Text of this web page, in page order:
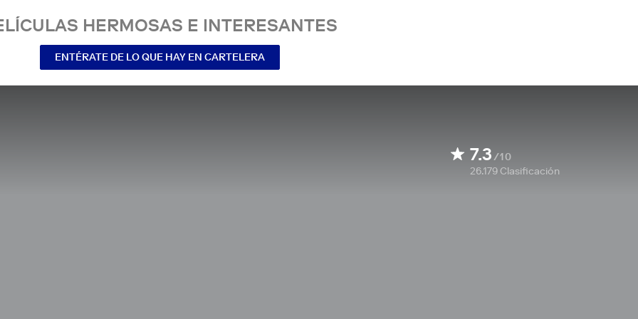
HERMOSAS E INTERESANTES
ENTÉRATE DE LO QUE HAY EN CARTELERA
7.3/10
26.179Clasificación